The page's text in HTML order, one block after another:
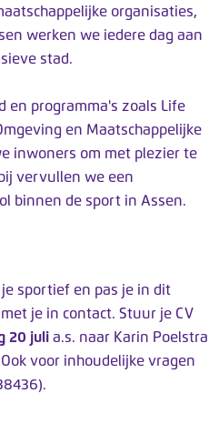
organisaties,
werken we iedere dag aan
stad.
en programma's zoals Life
en Maatschappelijke
inwoners om met plezier te
vervullen we een
binnen de sport in Assen.
sportief en pas je in dit
je in contact. Stuur je CV
20 juli a.s. naar Karin Poelstra
Ook voor inhoudelijke vragen